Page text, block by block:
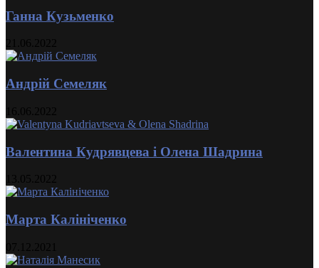
Ганна Кузьменко
Андрій Семеляк
Валентина Кудрявцева і Олена Шадрина
Марта Калініченко